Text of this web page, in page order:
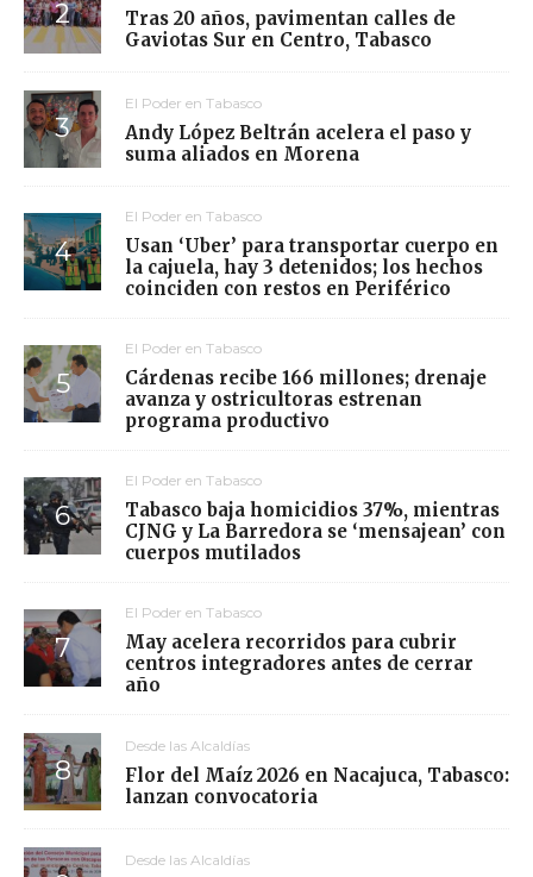
Tras 20 años, pavimentan calles de
Gaviotas Sur en Centro, Tabasco
El Poder en Tabasco
Andy López Beltrán acelera el paso y
suma aliados en Morena
El Poder en Tabasco
Usan ‘Uber’ para transportar cuerpo en
la cajuela, hay 3 detenidos; los hechos
coinciden con restos en Periférico
El Poder en Tabasco
Cárdenas recibe 166 millones; drenaje
avanza y ostricultoras estrenan
programa productivo
El Poder en Tabasco
Tabasco baja homicidios 37%, mientras
CJNG y La Barredora se ‘mensajean’ con
cuerpos mutilados
El Poder en Tabasco
May acelera recorridos para cubrir
centros integradores antes de cerrar
año
Desde las Alcaldías
Flor del Maíz 2026 en Nacajuca, Tabasco:
lanzan convocatoria
Desde las Alcaldías